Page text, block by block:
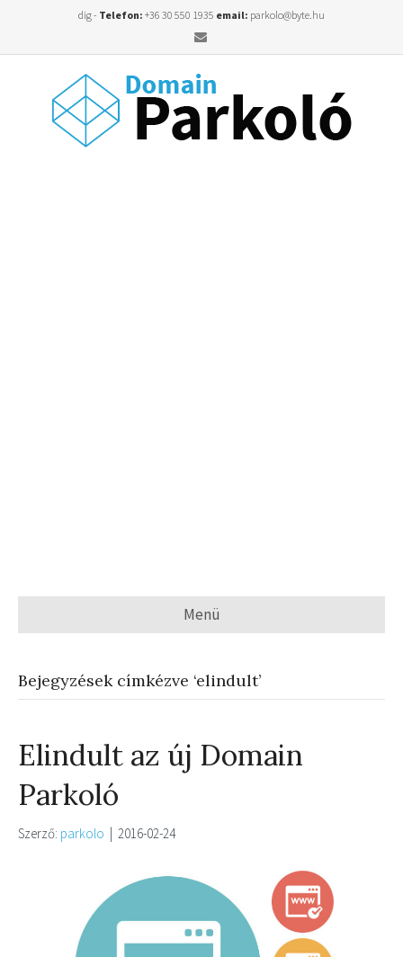
dig - Telefon: +36 30 550 1935 email: parkolo@byte.hu
Email
Menü
Bejegyzések címkézve ‘elindult’
Elindult az új Domain
Parkoló
Szerző: parkolo | 2016-02-24